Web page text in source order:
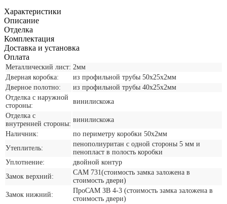
Характеристики
Описание
Отделка
Комплектация
Доставка и установка
Оплата
Металлический лист: 2мм
Дверная коробка:
из профильной трубы 50х25х2мм
Дверное полотно:
из профильной трубы 40х25х2мм
Отделка с наружной
стороны:
винилискожа
Отделка с
внутренней стороны:
винилискожа
Наличник:
по периметру коробки 50х2мм
Утеплитель:
пенополиуритан с одной стороны 5 мм и
пенопласт в полость коробки
Уплотнение:
двойной контур
Замок верхний:
CАМ 731(стоимость замка заложена в
стоимость двери)
Замок нижний:
ПроСАМ ЗВ 4-3 (стоимость замка заложена в
стоимость двери)